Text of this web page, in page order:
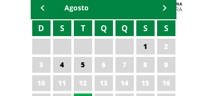
AGENDA DA SECRETARIA
ZELMA MADEIRA
Agosto
D S T Q Q S S
1
2
3
4 5 6 7 8
9
10
11 12 13 14 15
16